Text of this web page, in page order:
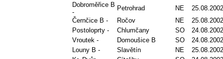
Dobroměřice B
-
Petrohrad NE
25.08.2002
Černčice B -
Ročov NE
25.08.2002
Postoloprty -
Chlumčany SO
24.08.2002
Vroutek -
Domoušice B SO
24.08.2002
Louny B -
Slavětín NE
25.08.2002